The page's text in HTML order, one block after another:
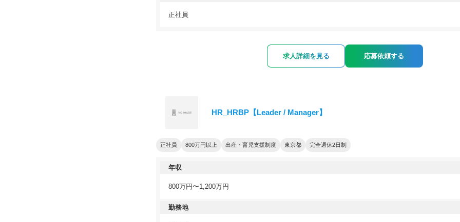
正社員
求人詳細を見る 応募依頼する
HR_HRBP【Leader / Manager】
正社員 800万円以上 出産・育児支援制度 東京都 完全週休2日制
年収
800万円〜1,200万円
勤務地